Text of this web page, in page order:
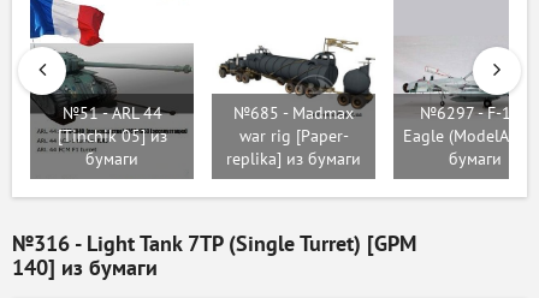
№51 - ARL 44
[Tinchik 05] из
бумаги
№685 - Madmax
war rig [Paper-
replika] из бумаги
№6297 - F-15C
Eagle (ModelArt)
бумаги
№316 - Light Tank 7TP (Single Turret) [GPM
140] из бумаги